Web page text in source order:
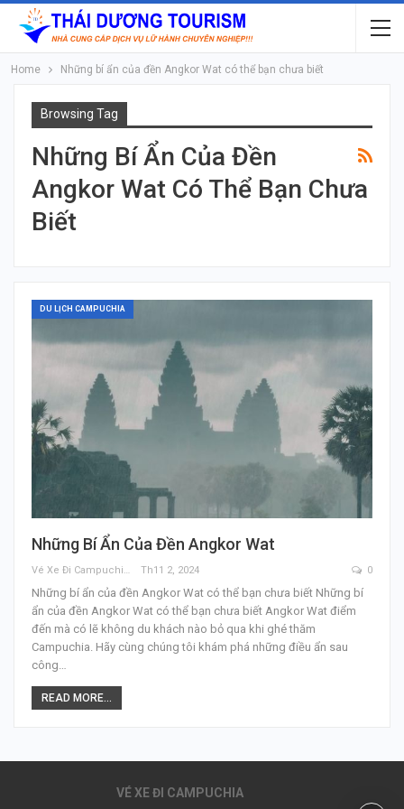
Home Những bí ẩn của đền Angkor Wat có thể bạn chưa biết
Browsing Tag
Những Bí Ẩn Của Đền
Angkor Wat Có Thể Bạn Chưa
Biết
DU LỊCH CAMPUCHIA
Những Bí Ẩn Của Đền Angkor Wat
Vé Xe Đi Campuchia Th11 2, 2024 0
Những bí ẩn của đền Angkor Wat có thể bạn chưa biết Những bí
ẩn của đền Angkor Wat có thể bạn chưa biết Angkor Wat điểm
đến mà có lẽ không du khách nào bỏ qua khi ghé thăm
Campuchia. Hãy cùng chúng tôi khám phá những điều ẩn sau
công…
READ MORE...
VÉ XE ĐI CAMPUCHIA